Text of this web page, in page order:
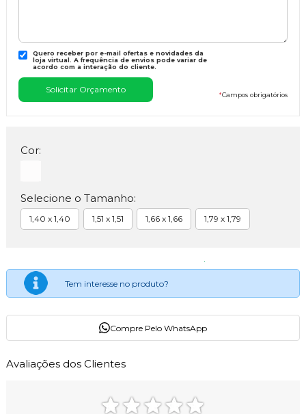
Quero receber por e-mail ofertas e novidades da
loja virtual. A frequência de envios pode variar de
acordo com a interação do cliente.
*Campos obrigatórios
Cor:
Selecione o Tamanho:
1,40 x 1,40 1,51 x 1,51 1,66 x 1,66 1,79 x 1,79
Tem interesse no produto?
Compre Pelo WhatsApp
Avaliações dos Clientes